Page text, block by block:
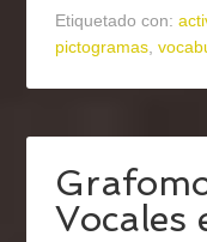
Etiquetado con:
pictogramas,
Vocales